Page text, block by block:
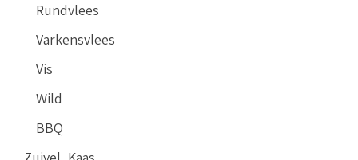
Rundvlees
Varkensvlees
Vis
Wild
BBQ